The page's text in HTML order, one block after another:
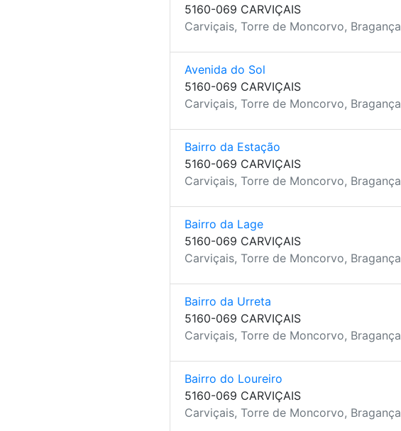
5160-069 CARVIÇAIS
Carviçais, Torre de Moncorvo, Bragança
Avenida do Sol
5160-069 CARVIÇAIS
Carviçais, Torre de Moncorvo, Bragança
Bairro da Estação
5160-069 CARVIÇAIS
Carviçais, Torre de Moncorvo, Bragança
Bairro da Lage
5160-069 CARVIÇAIS
Carviçais, Torre de Moncorvo, Bragança
Bairro da Urreta
5160-069 CARVIÇAIS
Carviçais, Torre de Moncorvo, Bragança
Bairro do Loureiro
5160-069 CARVIÇAIS
Carviçais, Torre de Moncorvo, Bragança